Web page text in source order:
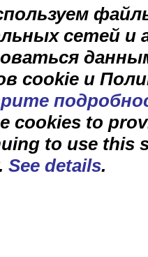
сетей и
cookie и
cookies to
to use this
See details.